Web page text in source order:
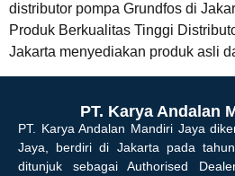
distributor pompa Grundfos di
Produk Berkualitas Tinggi
Jakarta menyediakan produk asli
PT. Karya Andalan
PT. Karya Andalan Mandiri Jaya
Jaya, berdiri di Jakarta pada
ditunjuk sebagai Authorised